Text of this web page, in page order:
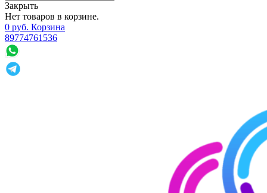
Закрыть
Нет товаров в корзине.
0 руб. Корзина
89774761536